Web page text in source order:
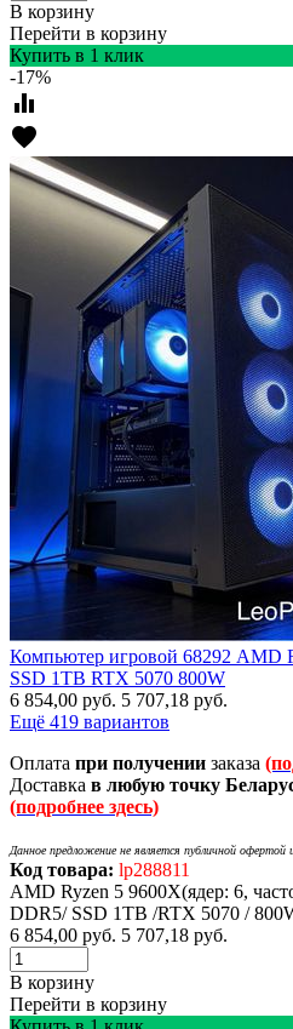
В корзину
Перейти в корзину
Купить в 1 клик
-17%
equalizer
favorite
Компьютер игровой 68292 AMD
SSD 1TB RTX 5070 800W
6 854,00 руб. 5 707,18 руб.
Ещё 419 вариантов
Оплата при получении заказа
Доставка в любую точку
(подробнее здесь)
Данное предложение не является публичной офертой
Код товара: lp288811
AMD Ryzen 5 9600X(ядер: 6,
DDR5/ SSD 1TB /RTX 5070 /
6 854,00 руб. 5 707,18 руб.
В корзину
Перейти в корзину